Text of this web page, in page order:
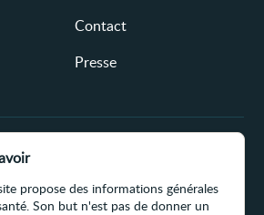
Contact
Presse
propose des informations générales
Son but n'est pas de donner un